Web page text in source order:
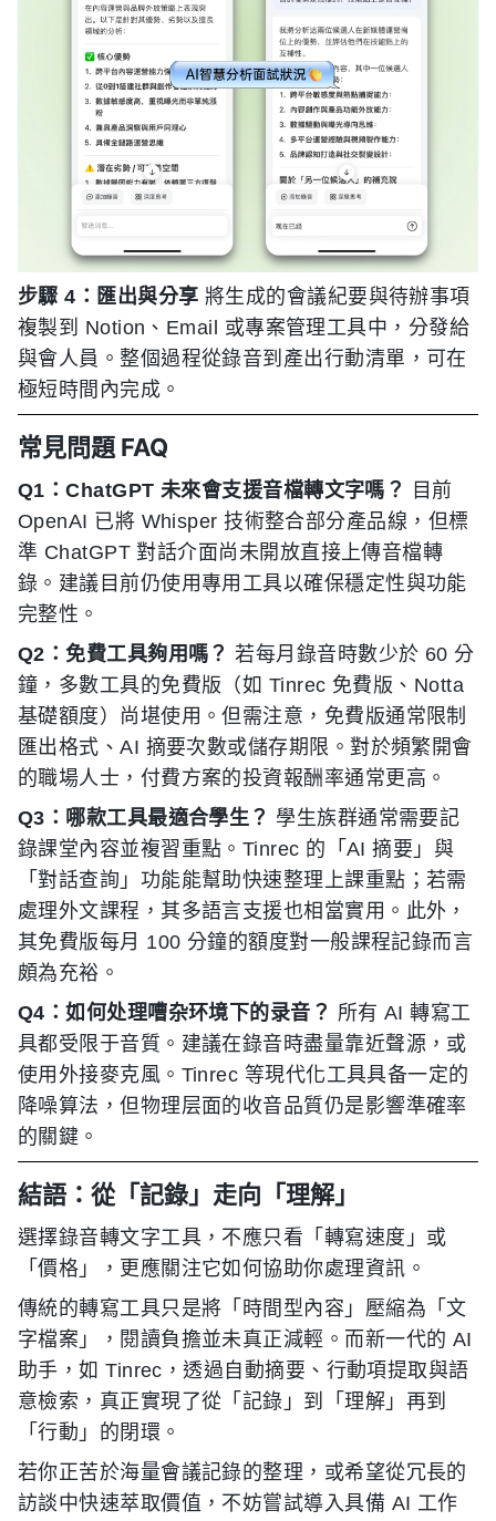
步驟 4：匯出與分享 將生成的會議紀要與待辦事項
複製到 Notion、Email 或專案管理工具中，分發給
與會人員。整個過程從錄音到產出行動清單，可在
極短時間內完成。
常見問題 FAQ
Q1：ChatGPT 未來會支援音檔轉文字嗎？
目前
OpenAI 已將 Whisper 技術整合部分產品線，但標
準 ChatGPT 對話介面尚未開放直接上傳音檔轉
錄。建議目前仍使用專用工具以確保穩定性與功能
完整性。
Q2：免費工具夠用嗎？ 若每月錄音時數少於 60 分
鐘，多數工具的免費版（如 Tinrec 免費版、Notta
基礎額度）尚堪使用。但需注意，免費版通常限制
匯出格式、AI 摘要次數或儲存期限。對於頻繁開會
的職場人士，付費方案的投資報酬率通常更高。
Q3：哪款工具最適合學生？ 學生族群通常需要記
錄課堂內容並複習重點。Tinrec 的「AI 摘要」與
「對話查詢」功能能幫助快速整理上課重點；若需
處理外文課程，其多語言支援也相當實用。此外，
其免費版每月 100 分鐘的額度對一般課程記錄而言
頗為充裕。
Q4：如何处理嘈杂环境下的录音？ 所有 AI 轉寫工
具都受限于音質。建議在錄音時盡量靠近聲源，或
使用外接麥克風。Tinrec 等現代化工具具备一定的
降噪算法，但物理层面的收音品質仍是影響準確率
的關鍵。
結語：從「記錄」走向「理解」
選擇錄音轉文字工具，不應只看「轉寫速度」或
「價格」，更應關注它如何協助你處理資訊。
傳統的轉寫工具只是將「時間型內容」壓縮為「文
字檔案」，閱讀負擔並未真正減輕。而新一代的 AI
助手，如 Tinrec，透過自動摘要、行動項提取與語
意檢索，真正實現了從「記錄」到「理解」再到
「行動」的閉環。
若你正苦於海量會議記錄的整理，或希望從冗長的
訪談中快速萃取價值，不妨嘗試導入具備 AI 工作